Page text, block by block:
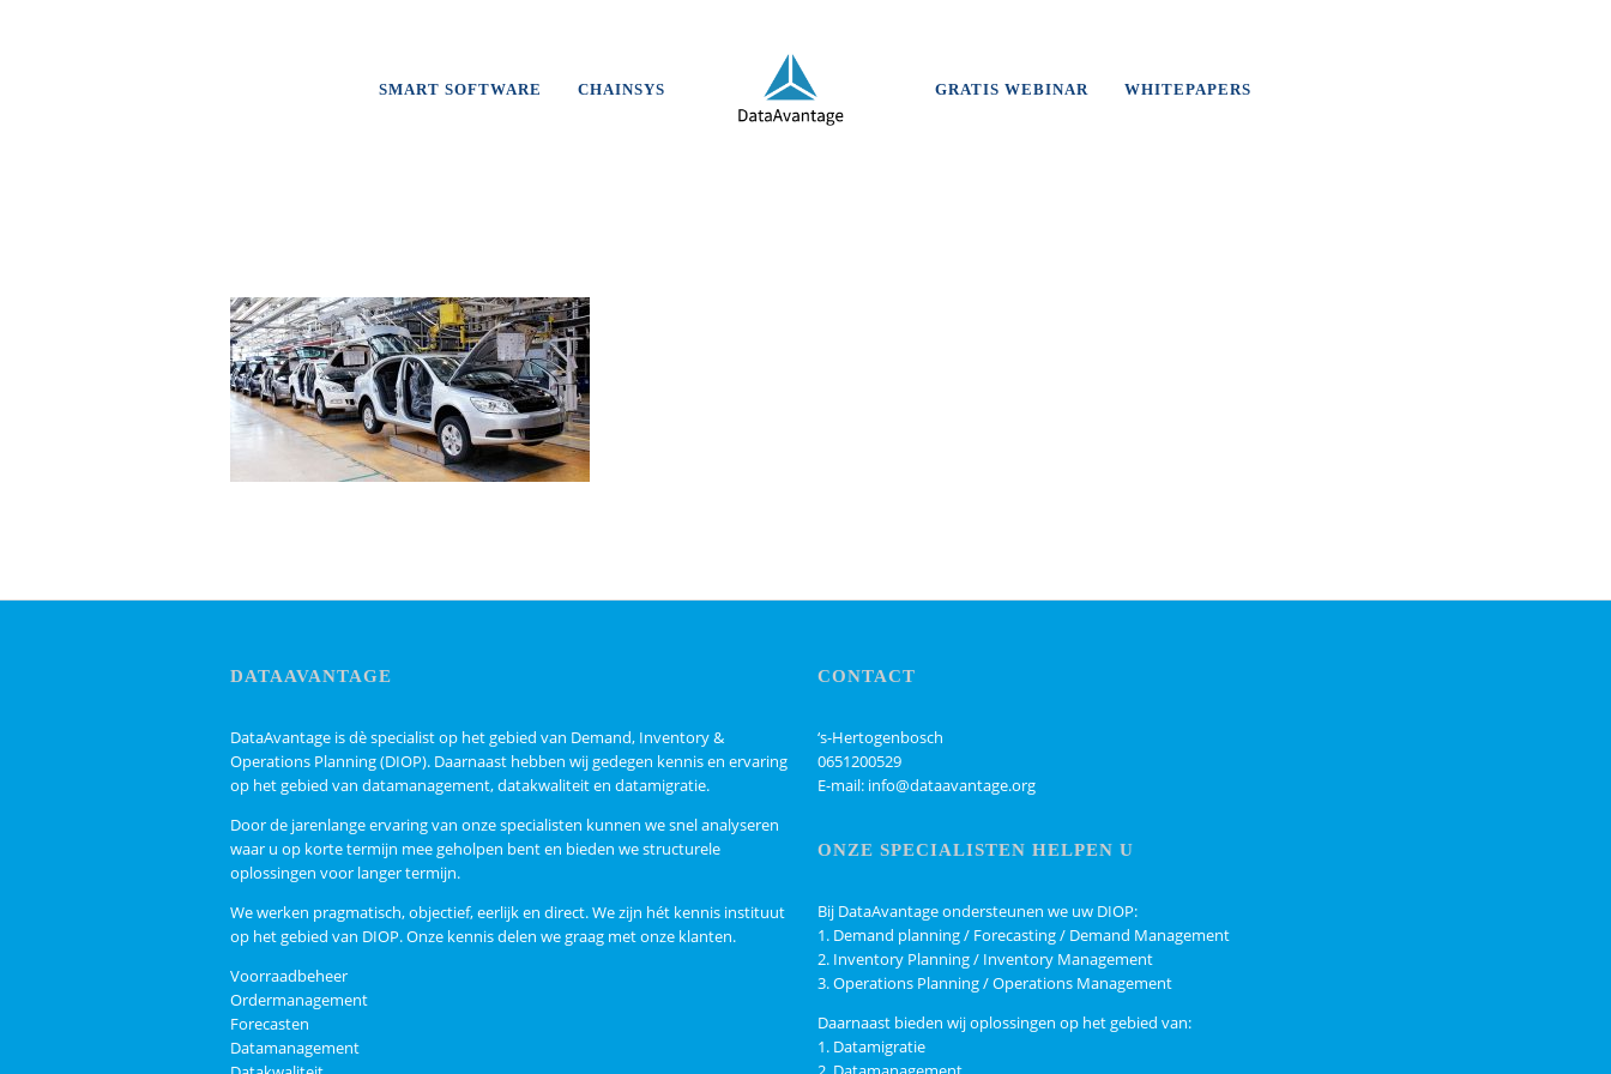
SMART SOFTWARE CHAINSYS GRATIS WEBINAR WHITEPAPERS
DATAAVANTAGE
DataAvantage is dè specialist op het gebied van Demand, Inventory &
Operations Planning (DIOP). Daarnaast hebben wij gedegen kennis en ervaring
op het gebied van datamanagement, datakwaliteit en datamigratie.
Door de jarenlange ervaring van onze specialisten kunnen we snel analyseren
waar u op korte termijn mee geholpen bent en bieden we structurele
oplossingen voor langer termijn.
We werken pragmatisch, objectief, eerlijk en direct. We zijn hét kennis instituut
op het gebied van DIOP. Onze kennis delen we graag met onze klanten.
Voorraadbeheer
Ordermanagement
Forecasten
Datamanagement
CONTACT
‘s-Hertogenbosch
0651200529
E-mail: info@dataavantage.org
ONZE SPECIALISTEN HELPEN U
Bij DataAvantage ondersteunen we uw DIOP:
1. Demand planning / Forecasting / Demand Management
2. Inventory Planning / Inventory Management
3. Operations Planning / Operations Management
Daarnaast bieden wij oplossingen op het gebied van:
1. Datamigratie